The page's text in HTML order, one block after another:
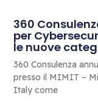
360
per
le nuove
360 Consulenza
presso il MIMIT –
Italy come